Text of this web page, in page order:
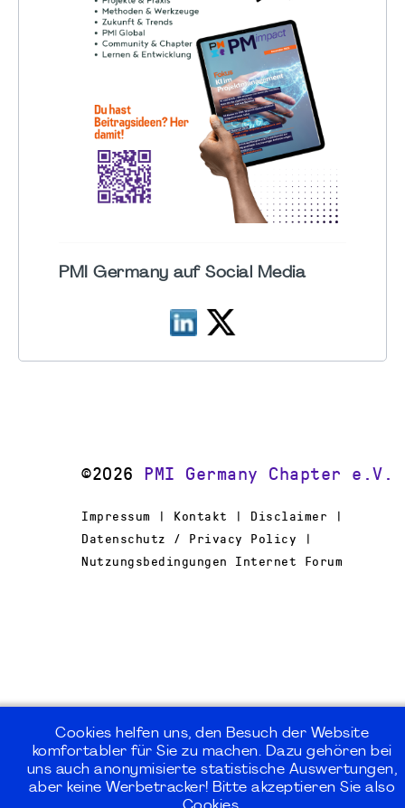
PMI Germany auf Social Media
©2026 PMI Germany Chapter e.V.
Impressum | Kontakt | Disclaimer |
Datenschutz / Privacy Policy |
Nutzungsbedingungen Internet Forum
Cookies helfen uns, den Besuch der Website
komfortabler für Sie zu machen. Dazu gehören bei
uns auch anonymisierte statistische Auswertungen,
aber keine Werbetracker! Bitte akzeptieren Sie also